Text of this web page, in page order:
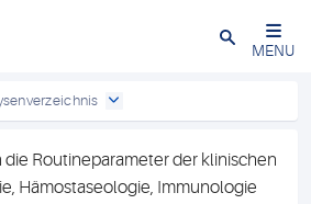
Close
MENU
Routineparameter der klinischen
Hämostaseologie, Immunologie